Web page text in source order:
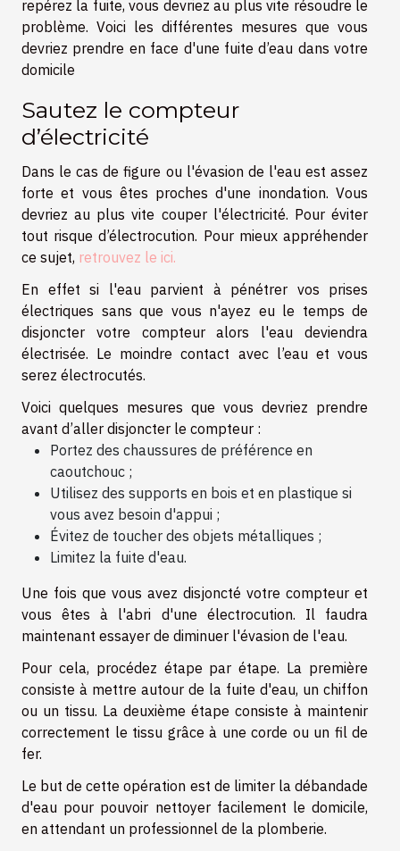
repérez la fuite, vous devriez au plus vite résoudre le
problème. Voici les différentes mesures que vous
devriez prendre en face d'une fuite d’eau dans votre
domicile
Sautez le compteur
d’électricité
Dans le cas de figure ou l'évasion de l'eau est assez
forte et vous êtes proches d'une inondation. Vous
devriez au plus vite couper l'électricité. Pour éviter
tout risque d’électrocution. Pour mieux appréhender
ce sujet, retrouvez le ici.
En effet si l'eau parvient à pénétrer vos prises
électriques sans que vous n'ayez eu le temps de
disjoncter votre compteur alors l'eau deviendra
électrisée. Le moindre contact avec l’eau et vous
serez électrocutés.
Voici quelques mesures que vous devriez prendre
avant d’aller disjoncter le compteur :
Portez des chaussures de préférence en
caoutchouc ;
Utilisez des supports en bois et en plastique si
vous avez besoin d'appui ;
Évitez de toucher des objets métalliques ;
Limitez la fuite d'eau.
Une fois que vous avez disjoncté votre compteur et
vous êtes à l'abri d'une électrocution. Il faudra
maintenant essayer de diminuer l'évasion de l'eau.
Pour cela, procédez étape par étape. La première
consiste à mettre autour de la fuite d'eau, un chiffon
ou un tissu. La deuxième étape consiste à maintenir
correctement le tissu grâce à une corde ou un fil de
fer.
Le but de cette opération est de limiter la débandade
d'eau pour pouvoir nettoyer facilement le domicile,
en attendant un professionnel de la plomberie.